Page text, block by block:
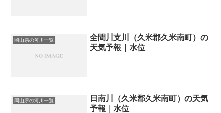
岡山県の河川一覧
全間川支川（久米郡久米南町）の
天気予報｜水位
岡山県の河川一覧
日南川（久米郡久米南町）の天気
予報｜水位